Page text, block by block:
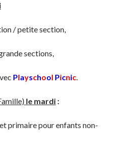
/ petite section,
sections,
Playschool Picnic.
le mardi :
primaire pour enfants non-